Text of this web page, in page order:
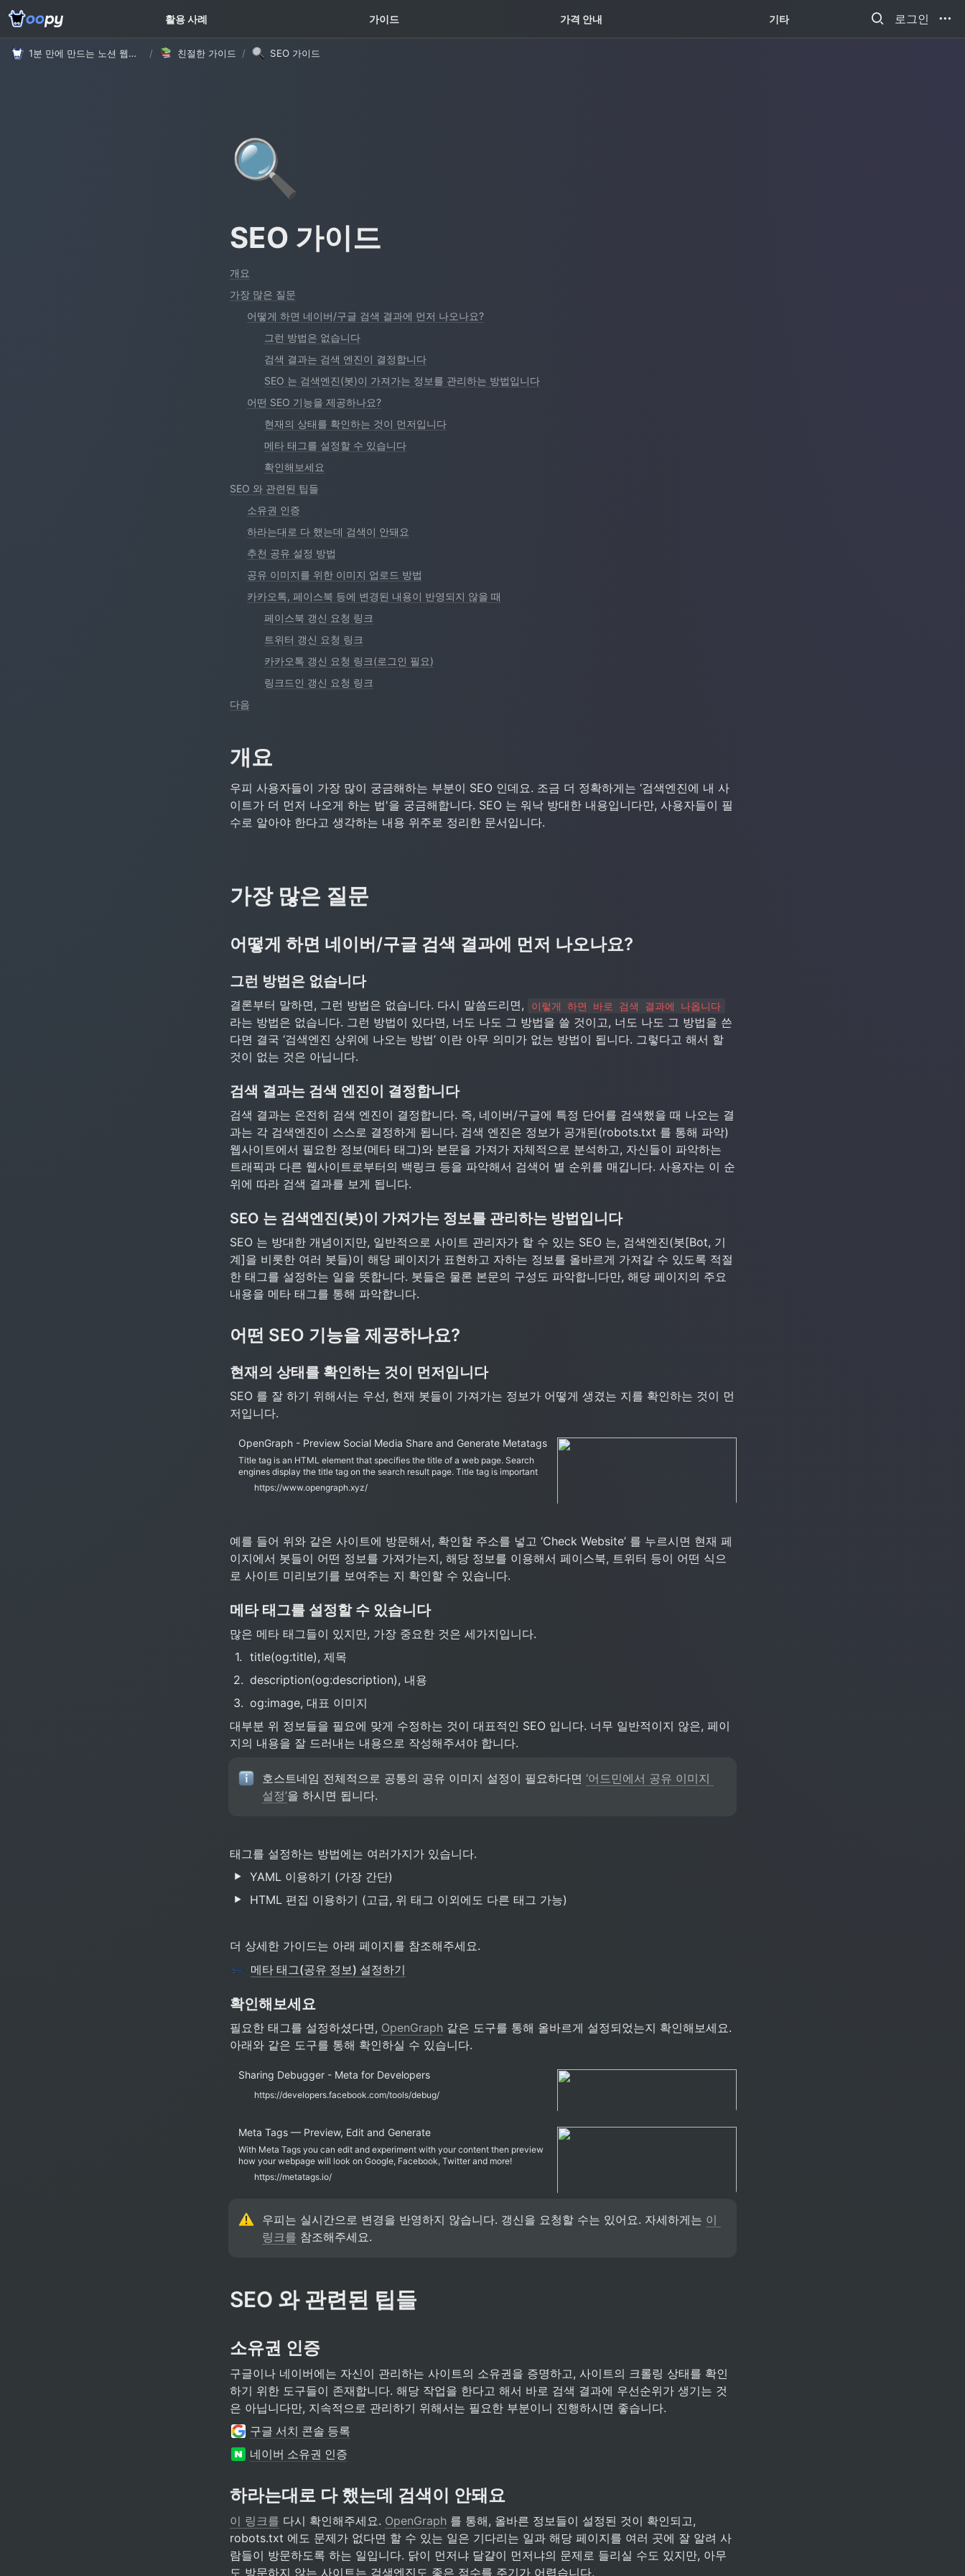
활용 사례 가이드 가격 안내 기타 로그인
1분 만에 만드는 노션 웹사이트, 우피! / 친절한 가이드 / SEO 가이드
고객 가이드 꿀팁 TOP5 새소식
🔍
SEO 가이드
개요
가장 많은 질문
어떻게 하면 네이버/구글 검색 결과에 먼저 나오나요?
그런 방법은 없습니다
검색 결과는 검색 엔진이 결정합니다
SEO 는 검색엔진(봇)이 가져가는 정보를 관리하는 방법입니다
어떤 SEO 기능을 제공하나요?
현재의 상태를 확인하는 것이 먼저입니다
메타 태그를 설정할 수 있습니다
확인해보세요
SEO 와 관련된 팁들
소유권 인증
하라는대로 다 했는데 검색이 안돼요
추천 공유 설정 방법
공유 이미지를 위한 이미지 업로드 방법
카카오톡, 페이스북 등에 변경된 내용이 반영되지 않을 때
페이스북 갱신 요청 링크
트위터 갱신 요청 링크
카카오톡 갱신 요청 링크(로그인 필요)
링크드인 갱신 요청 링크
다음
개요
우피 사용자들이 가장 많이 궁금해하는 부분이 SEO 인데요. 조금 더 정확하게는 ‘검색엔진에 내 사
이트가 더 먼저 나오게 하는 법'을 궁금해합니다. SEO 는 워낙 방대한 내용입니다만, 사용자들이 필
수로 알아야 한다고 생각하는 내용 위주로 정리한 문서입니다.
가장 많은 질문
어떻게 하면 네이버/구글 검색 결과에 먼저 나오나요?
그런 방법은 없습니다
결론부터 말하면, 그런 방법은 없습니다. 다시 말씀드리면, 이렇게 하면 바로 검색 결과에 나옵니다
라는 방법은 없습니다. 그런 방법이 있다면, 너도 나도 그 방법을 쓸 것이고, 너도 나도 그 방법을 쓴
다면 결국 ‘검색엔진 상위에 나오는 방법’ 이란 아무 의미가 없는 방법이 됩니다. 그렇다고 해서 할
것이 없는 것은 아닙니다.
검색 결과는 검색 엔진이 결정합니다
검색 결과는 온전히 검색 엔진이 결정합니다. 즉, 네이버/구글에 특정 단어를 검색했을 때 나오는 결
과는 각 검색엔진이 스스로 결정하게 됩니다. 검색 엔진은 정보가 공개된(robots.txt 를 통해 파악)
웹사이트에서 필요한 정보(메타 태그)와 본문을 가져가 자체적으로 분석하고, 자신들이 파악하는
트래픽과 다른 웹사이트로부터의 백링크 등을 파악해서 검색어 별 순위를 매깁니다. 사용자는 이 순
위에 따라 검색 결과를 보게 됩니다.
SEO 는 검색엔진(봇)이 가져가는 정보를 관리하는 방법입니다
SEO 는 방대한 개념이지만, 일반적으로 사이트 관리자가 할 수 있는 SEO 는, 검색엔진(봇[Bot, 기
계]을 비롯한 여러 봇들)이 해당 페이지가 표현하고 자하는 정보를 올바르게 가져갈 수 있도록 적절
한 태그를 설정하는 일을 뜻합니다. 봇들은 물론 본문의 구성도 파악합니다만, 해당 페이지의 주요
내용을 메타 태그를 통해 파악합니다.
어떤 SEO 기능을 제공하나요?
현재의 상태를 확인하는 것이 먼저입니다
SEO 를 잘 하기 위해서는 우선, 현재 봇들이 가져가는 정보가 어떻게 생겼는 지를 확인하는 것이 먼
저입니다.
OpenGraph - Preview Social Media Share and Generate Metatags
Title tag is an HTML element that specifies the title of a web page. Search
engines display the title tag on the search result page. Title tag is important
for SEO and social sharing, you should use it to describe the content of the
page. Best practices: Keep your title under 60 characters.
https://www.opengraph.xyz/
예를 들어 위와 같은 사이트에 방문해서, 확인할 주소를 넣고 ‘Check Website’ 를 누르시면 현재 페
이지에서 봇들이 어떤 정보를 가져가는지, 해당 정보를 이용해서 페이스북, 트위터 등이 어떤 식으
로 사이트 미리보기를 보여주는 지 확인할 수 있습니다.
메타 태그를 설정할 수 있습니다
많은 메타 태그들이 있지만, 가장 중요한 것은 세가지입니다.
1. title(og:title), 제목
2. description(og:description), 내용
3. og:image, 대표 이미지
대부분 위 정보들을 필요에 맞게 수정하는 것이 대표적인 SEO 입니다. 너무 일반적이지 않은, 페이
지의 내용을 잘 드러내는 내용으로 작성해주셔야 합니다.
호스트네임 전체적으로 공통의 공유 이미지 설정이 필요하다면 ‘어드민에서 공유 이미지
설정’을 하시면 됩니다.
태그를 설정하는 방법에는 여러가지가 있습니다.
YAML 이용하기 (가장 간단)
HTML 편집 이용하기 (고급, 위 태그 이외에도 다른 태그 가능)
더 상세한 가이드는 아래 페이지를 참조해주세요.
메타 태그(공유 정보) 설정하기
확인해보세요
필요한 태그를 설정하셨다면, OpenGraph 같은 도구를 통해 올바르게 설정되었는지 확인해보세요.
아래와 같은 도구를 통해 확인하실 수 있습니다.
Sharing Debugger - Meta for Developers
https://developers.facebook.com/tools/debug/
Meta Tags — Preview, Edit and Generate
With Meta Tags you can edit and experiment with your content then preview
how your webpage will look on Google, Facebook, Twitter and more!
https://metatags.io/
우피는 실시간으로 변경을 반영하지 않습니다. 갱신을 요청할 수는 있어요. 자세하게는 이
링크를 참조해주세요.
SEO 와 관련된 팁들
소유권 인증
구글이나 네이버에는 자신이 관리하는 사이트의 소유권을 증명하고, 사이트의 크롤링 상태를 확인
하기 위한 도구들이 존재합니다. 해당 작업을 한다고 해서 바로 검색 결과에 우선순위가 생기는 것
은 아닙니다만, 지속적으로 관리하기 위해서는 필요한 부분이니 진행하시면 좋습니다.
구글 서치 콘솔 등록
네이버 소유권 인증
하라는대로 다 했는데 검색이 안돼요
이 링크를 다시 확인해주세요. OpenGraph 를 통해, 올바른 정보들이 설정된 것이 확인되고,
robots.txt 에도 문제가 없다면 할 수 있는 일은 기다리는 일과 해당 페이지를 여러 곳에 잘 알려 사
람들이 방문하도록 하는 일입니다. 닭이 먼저냐 달걀이 먼저냐의 문제로 들리실 수도 있지만, 아무
도 방문하지 않는 사이트는 검색엔진도 좋은 점수를 주기가 어렵습니다.